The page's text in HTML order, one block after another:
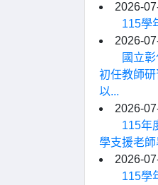
2026-
115學
2026-
國立
初任教師
以...
2026-
115年
學支援老
2026-
115學